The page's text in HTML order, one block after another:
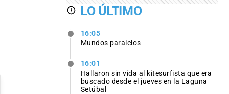
LO ÚLTIMO
16:05
Mundos paralelos
16:01
Hallaron sin vida al kitesurfista que era
buscado desde el jueves en la Laguna
Setúbal